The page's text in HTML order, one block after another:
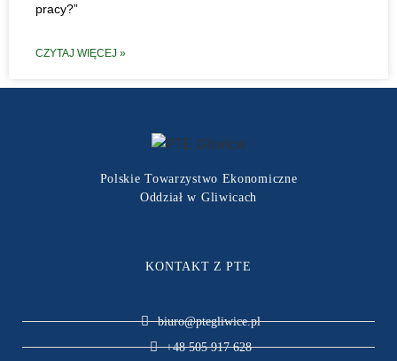
pracy?”
CZYTAJ WIĘCEJ »
Polskie Towarzystwo Ekonomiczne
Oddział w Gliwicach
KONTAKT Z PTE
biuro@ptegliwice.pl
+48 505 917 628